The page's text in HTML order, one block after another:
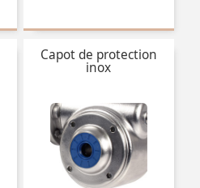
Capot de protection
inox